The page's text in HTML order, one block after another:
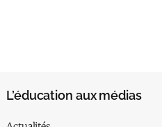
L’éducation aux médias